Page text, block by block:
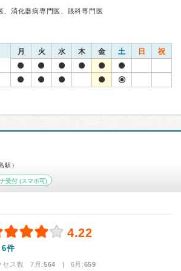
、消化器病専門医、眼科専門医
月 火 水 木 金 土 日 祝
駅）
受付(スマホ可)
4.22
6件
セス数 7月:564 | 6月:659